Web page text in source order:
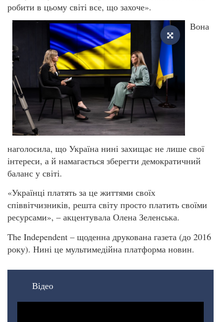
робити в цьому світі все, що захоче».
Вона
наголосила, що Україна нині захищає не лише свої
інтереси, а й намагається зберегти демократичний
баланс у світі.
«Українці платять за це життями своїх
співвітчизників, решта світу просто платить своїми
ресурсами», – акцентувала Олена Зеленська.
The Independent – щоденна друкована газета (до 2016
року). Нині це мультимедійна платформа новин.
Відео